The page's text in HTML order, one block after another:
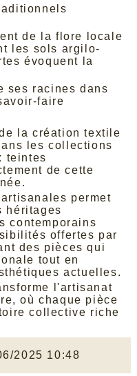
de la flore locale
les sols argilo-
évoquent la
ses racines dans
faire
la création textile
les collections
teintes
de cette
permet
héritages
contemporains
offertes par
des pièces qui
tout en
actuelles.
l'artisanat
où chaque pièce
collective riche
2025 10:48